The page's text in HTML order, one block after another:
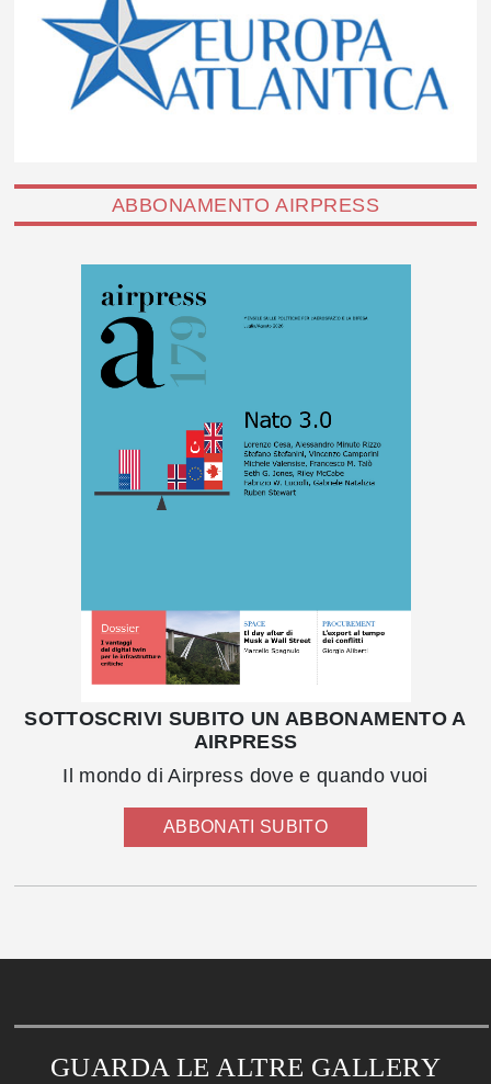
ABBONAMENTO AIRPRESS
SOTTOSCRIVI SUBITO UN ABBONAMENTO A
AIRPRESS
Il mondo di Airpress dove e quando vuoi
ABBONATI SUBITO
GUARDA LE ALTRE GALLERY